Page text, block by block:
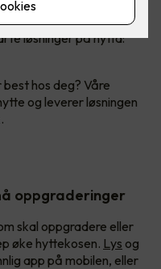
til et nytt nivå!
– et konsept som
løsninger på hytta:
hos deg? Våre
og leverer løsningen
oppgraderinger
skal oppgradere eller
øke hyttekosen. Lys og
app på mobilen, eller